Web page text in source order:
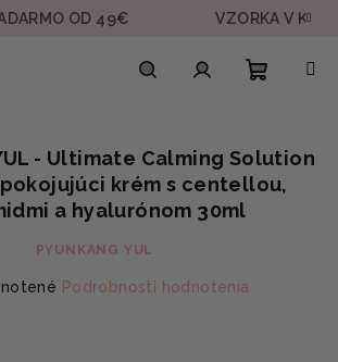
OD 49€ VZORKA V KAŽDEJ
košík
- Ultimate Calming Solution
krém s centellou,
a hyalurónom 30ml
PYUNKANG YUL
Podrobnosti hodnotenia